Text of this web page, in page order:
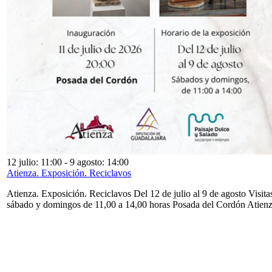
12 julio: 11:00 - 9 agosto: 14:00
Atienza. Exposición. Reciclavos
Atienza. Exposición. Reciclavos Del 12 de julio al 9 de agosto
sábado y domingos de 11,00 a 14,00 horas Posada del Cordón